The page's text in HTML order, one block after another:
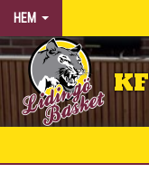
HEM